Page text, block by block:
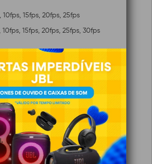
10fps, 15fps, 20fps, 25fps
10fps, 15fps, 20fps, 25fps, 30fps
320x240
CBR, VBR
Vídeo:
H.265/H.264+/H.264
H.264
Profile/High Profile
Supported